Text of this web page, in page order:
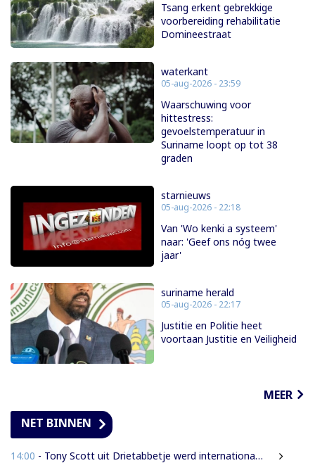
Tsang erkent gebrekkige
voorbereiding rehabilitatie
Domineestraat
waterkant
05-aug-2026 - 23:59
Waarschuwing voor
hittestress:
gevoelstemperatuur in
Suriname loopt op tot 38
graden
starnieuws
05-aug-2026 - 22:18
Van 'Wo kenki a systeem'
naar: 'Geef ons nóg twee
jaar'
suriname herald
05-aug-2026 - 22:17
Justitie en Politie heet
voortaan Justitie en Veiligheid
MEER
NET BINNEN
14:00 - Tony Scott uit Drietabbetje werd internationaal bekend door zijn hiphouse muziek